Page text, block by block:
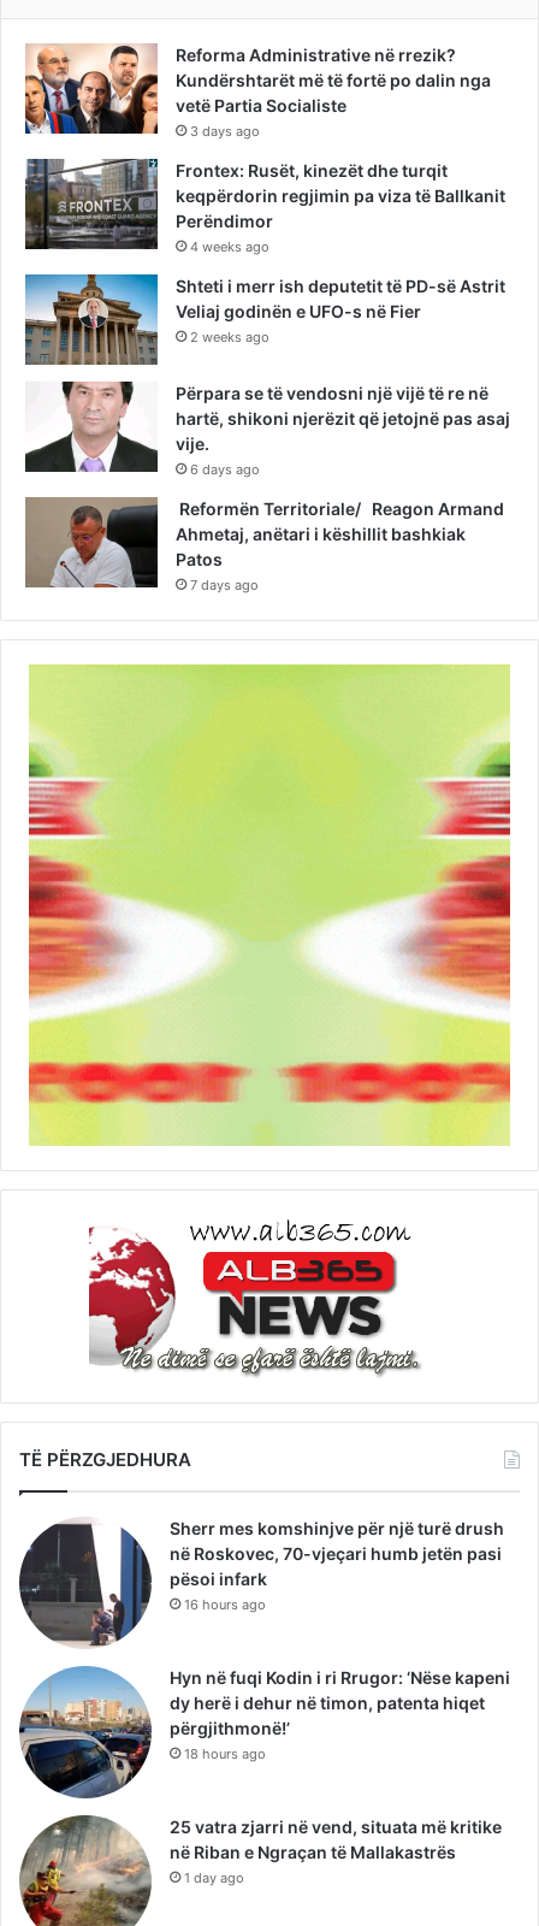
Reforma Administrative në rrezik?
Kundërshtarët më të fortë po dalin nga
vetë Partia Socialiste
3 days ago
Frontex: Rusët, kinezët dhe turqit
keqpërdorin regjimin pa viza të Ballkanit
Perëndimor
4 weeks ago
Shteti i merr ish deputetit të PD-së Astrit
Veliaj godinën e UFO-s në Fier
2 weeks ago
Përpara se të vendosni një vijë të re në
hartë, shikoni njerëzit që jetojnë pas asaj
vije.
6 days ago
Reformën Territoriale/ Reagon Armand
Ahmetaj, anëtari i këshillit bashkiak
Patos
7 days ago
TË PËRZGJEDHURA
Sherr mes komshinjve për një turë drush
në Roskovec, 70-vjeçari humb jetën pasi
pësoi infark
16 hours ago
Hyn në fuqi Kodin i ri Rrugor: ‘Nëse kapeni
dy herë i dehur në timon, patenta hiqet
përgjithmonë!’
18 hours ago
25 vatra zjarri në vend, situata më kritike
në Riban e Ngraçan të Mallakastrës
1 day ago